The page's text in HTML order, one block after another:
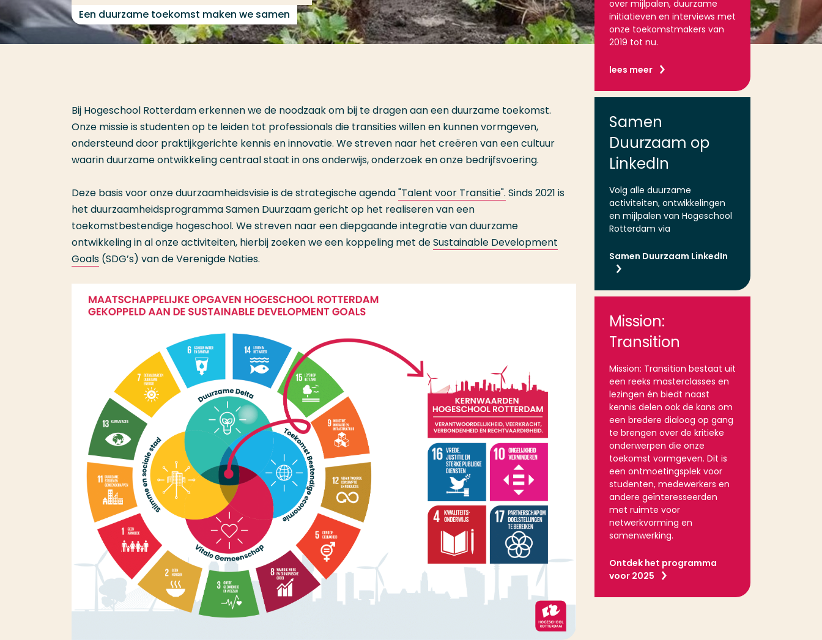
Een duurzame toekomst maken we samen
over mijlpalen, duurzame
initiatieven en interviews met
onze toekomstmakers van
2019 tot nu.
lees meer
Samen
Duurzaam op
LinkedIn
Volg alle duurzame
activiteiten, ontwikkelingen
en mijlpalen van Hogeschool
Rotterdam via
Samen Duurzaam LinkedIn
Mission:
Transition
Mission: Transition bestaat uit
een reeks masterclasses en
lezingen én biedt naast
kennis delen ook de kans om
een bredere dialoog op gang
te brengen over de kritieke
onderwerpen die onze
toekomst vormgeven. Dit is
een ontmoetingsplek voor
studenten, medewerkers en
andere geïnteresseerden
met ruimte voor
netwerkvorming en
samenwerking.
Ontdek het programma
voor 2025
Bij Hogeschool Rotterdam erkennen we de noodzaak om bij te dragen aan een duurzame toekomst.
Onze missie isstudenten op te leiden tot professionals die transities willen en kunnen vormgeven,
ondersteund door praktijkgerichte kennis en innovatie. We streven naar het creëren van een cultuur
waarin duurzame ontwikkelingcentraal staat in ons onderwijs, onderzoek en onze bedrijfsvoering.
Deze basis voor onze duurzaamheidsvisie is de strategische agenda"Talent voor Transitie". Sinds 2021 is
het duurzaamheidsprogramma Samen Duurzaam gericht op het realiseren van een
toekomstbestendige hogeschool. We streven naar een diepgaande integratie van duurzame
ontwikkeling in al onze activiteiten, hierbij zoeken we een koppeling met deSustainable Development
Goals (SDG’s) van de Verenigde Naties.